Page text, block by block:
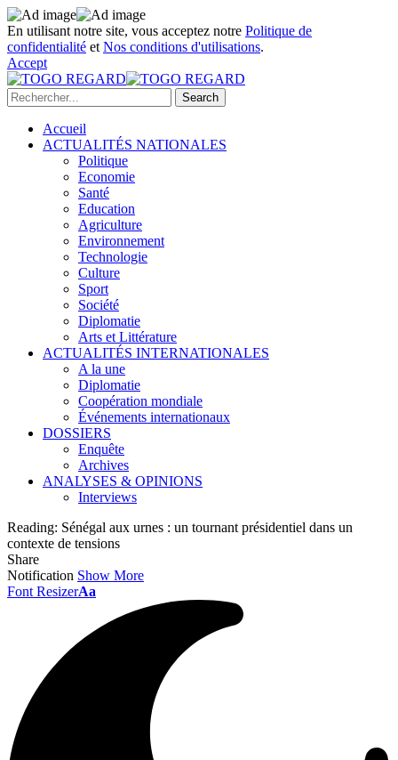
En utilisant notre site, vous acceptez notre Politique de
confidentialité et Nos conditions d'utilisations.
Accept
Accueil
ACTUALITÉS NATIONALES
Politique
Economie
Santé
Education
Agriculture
Environnement
Technologie
Culture
Sport
Société
Diplomatie
Arts et Littérature
ACTUALITÉS INTERNATIONALES
A la une
Diplomatie
Coopération mondiale
Événements internationaux
DOSSIERS
Enquête
Archives
ANALYSES & OPINIONS
Interviews
Reading: Sénégal aux urnes : un tournant présidentiel dans un
contexte de tensions
Share
Notification Show More
Font ResizerAa